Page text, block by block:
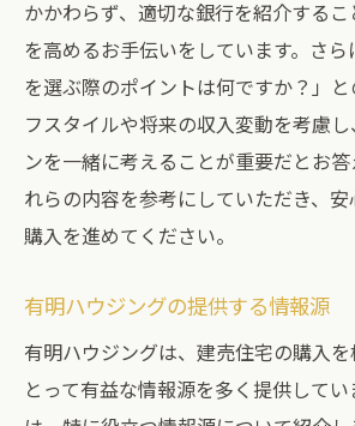
かかわらず、適切な銀行を紹介する
を高めるお手伝いをしています。さ
を選ぶ際のポイントは何ですか？」
フスタイルや将来の収入変動を考慮
ンを一緒に考えることが重要だとお
れらの内容を参考にしていただき、
購入を進めてください。
有明ハウジングの提供する情報源
有明ハウジングは、建売住宅の購入
とって有益な情報源を多く提供して